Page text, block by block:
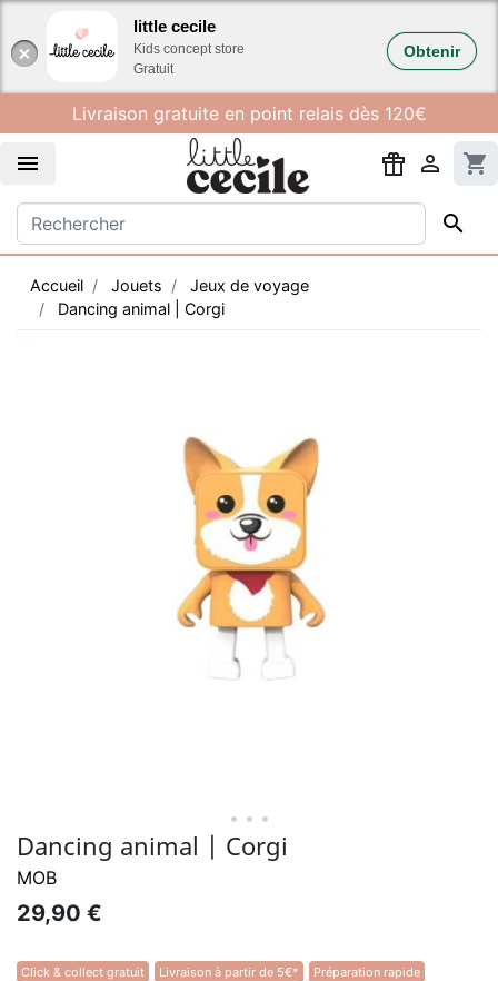
little cecile
Kids concept store
Gratuit
Obtenir
Livraison gratuite en point relais dès 120€
  shopping_cart

Accueil Jouets
Jeux de voyage
Dancing animal | Corgi
• • •
Dancing animal | Corgi
MOB
29,90 €
Click & collect gratuit Livraison à partir de 5€* Préparation rapide